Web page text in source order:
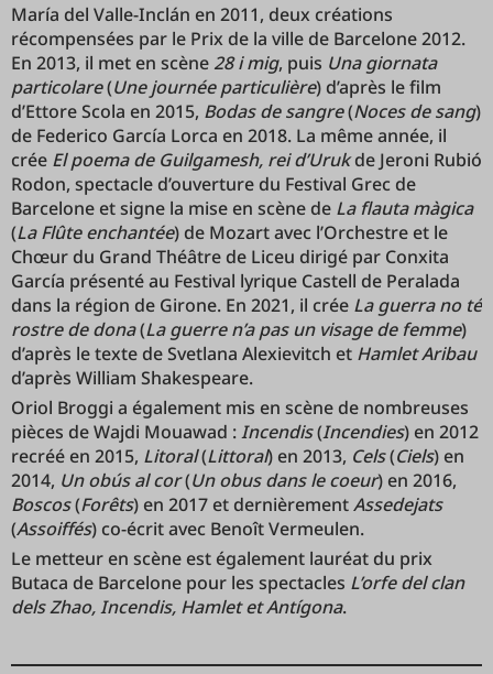
María del Valle-Inclán en 2011, deux créations
récompensées par le Prix de la ville de Barcelone 2012.
En 2013, il met en scène 28 i mig, puis Una giornata
particolare(Une journée particulière) d’après le film
d’Ettore Scola en 2015, Bodas de sangre(Noces de sang)
de Federico García Lorca en 2018. La même année, il
crée El poema de Guilgamesh, rei d’Urukde Jeroni Rubió
Rodon, spectacle d’ouverture du Festival Grec de
Barcelone et signe la mise en scène de La flauta màgica
(La Flûte enchantée) de Mozart avec l’Orchestre et le
Chœur du Grand Théâtre de Liceu dirigé par Conxita
García présenté au Festival lyrique Castell de Peralada
dans la région de Girone. En 2021, il crée La guerra no té
rostre de dona(La guerre n’a pas un visage de femme)
d’après le texte de Svetlana Alexievitch et Hamlet Aribau
d’après William Shakespeare.
Oriol Broggi a également mis en scène de nombreuses
pièces de Wajdi Mouawad :Incendis(Incendies) en 2012
recréé en 2015, Litoral(Littoral) en 2013, Cels(Ciels) en
2014, Un obús al cor(Un obus dans le coeur) en 2016,
Boscos(Forêts) en 2017 et dernièrementAssedejats
(Assoiffés) co-écrit avec Benoît Vermeulen.
Le metteur en scène est également lauréat du prix
Butaca de Barcelone pour les spectacles L’orfe del clan
dels Zhao, Incendis, Hamlet et Antígona.